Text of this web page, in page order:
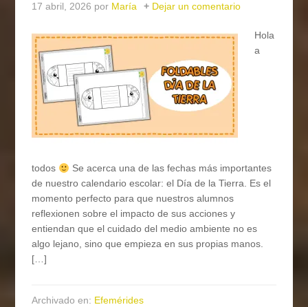
17 abril, 2026 por María Dejar un comentario
Hola
a
todos
Se acerca una de las fechas más importantes
de nuestro calendario escolar: el Día de la Tierra. Es el
momento perfecto para que nuestros alumnos
reflexionen sobre el impacto de sus acciones y
entiendan que el cuidado del medio ambiente no es
algo lejano, sino que empieza en sus propias manos.
[…]
Archivado en: Efemérides